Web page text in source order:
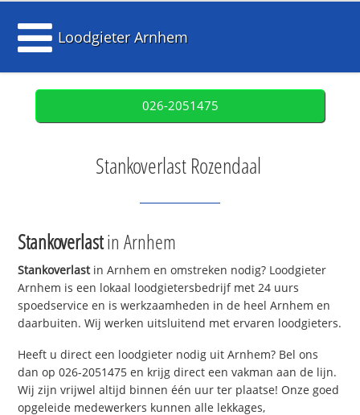
Loodgieter Arnhem
026-2051475
Stankoverlast Rozendaal
Stankoverlastin Arnhem
Stankoverlastin Arnhem en omstreken nodig? Loodgieter
Arnhem is een lokaal loodgietersbedrijf met 24 uurs
spoedservice en is werkzaamheden in de heel Arnhem en
daarbuiten. Wij werken uitsluitend met ervaren loodgieters.
Heeft u direct een loodgieter nodig uit Arnhem? Bel ons
dan op 026-2051475 en krijg direct een vakman aan de lijn.
Wij zijn vrijwel altijd binnen één uur ter plaatse! Onze goed
opgeleide medewerkers kunnen alle lekkages,